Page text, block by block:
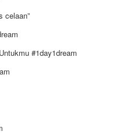
celaan”
#1day1dream